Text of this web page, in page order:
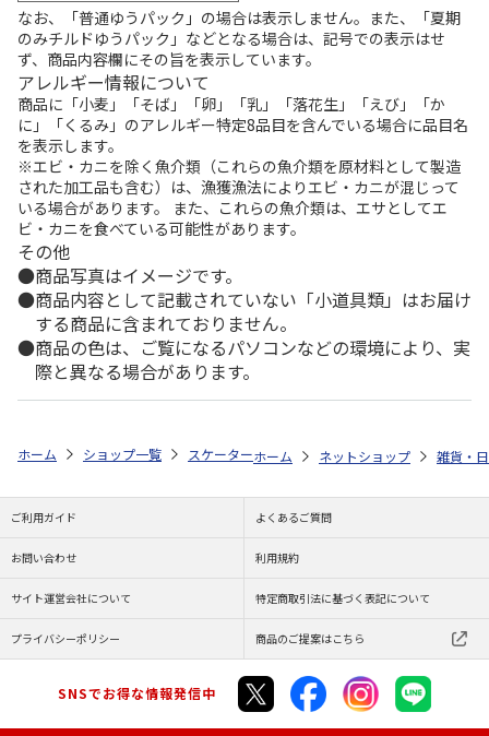
なお、「普通ゆうパック」の場合は表示しません。また、「夏期
のみチルドゆうパック」などとなる場合は、記号での表示はせ
ず、商品内容欄にその旨を表示しています。
アレルギー情報について
商品に「小麦」「そば」「卵」「乳」「落花生」「えび」「か
に」「くるみ」のアレルギー特定8品目を含んでいる場合に品目名
を表示します。
※エビ・カニを除く魚介類（これらの魚介類を原材料として製造
された加工品も含む）は、漁獲漁法によりエビ・カニが混じって
いる場合があります。 また、これらの魚介類は、エサとしてエ
ビ・カニを食べている可能性があります。
その他
商品写真はイメージです。
商品内容として記載されていない「小道具類」はお届け
する商品に含まれておりません。
商品の色は、ご覧になるパソコンなどの環境により、実
際と異なる場合があります。
ホーム ショップ一覧 スケーター 歯ブラシスタンド マイメロディ ラ
ホーム ネットショップ 雑貨・
ご利用ガイド よくあるご質問
お問い合わせ 利用規約
サイト運営会社について 特定商取引法に基づく表記について
プライバシーポリシー 商品のご提案はこちら
SNSでお得な情報発信中